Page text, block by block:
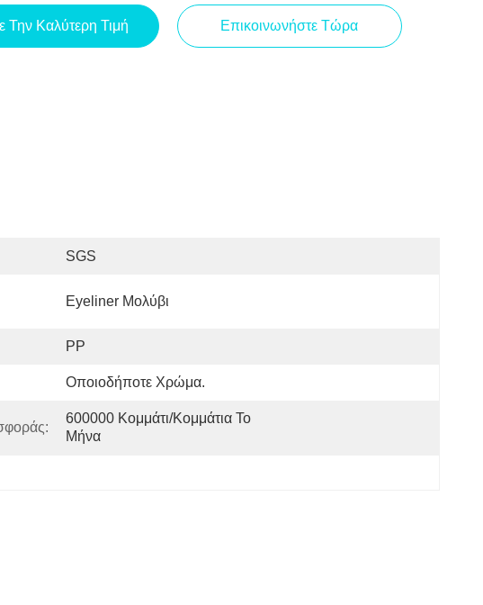
Την Καλύτερη Τιμή Επικοινωνήστε Τώρα
SGS
Eyeliner Μολύβι
PP
Οποιοδήποτε Χρώμα.
600000 Κομμάτι/κομμάτια Το
Μήνα